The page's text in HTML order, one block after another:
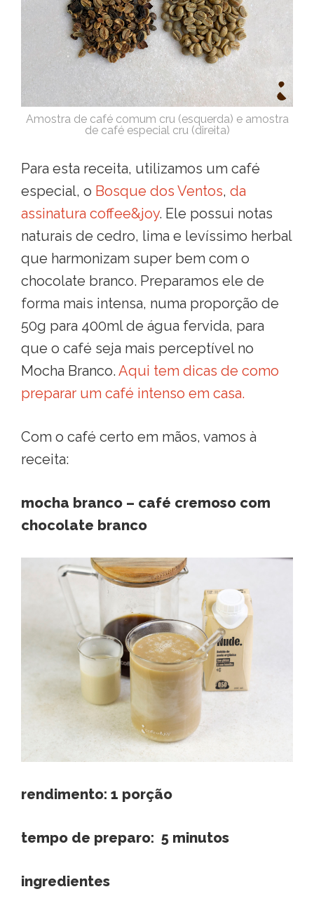
Amostra de café comum cru (esquerda) e amostra
de café especial cru (direita)
Para esta receita, utilizamos um café
especial, o Bosque dos Ventos, da
assinatura coffee&joy. Ele possui notas
naturais de cedro, lima e levíssimo herbal
que harmonizam super bem com o
chocolate branco. Preparamos ele de
forma mais intensa, numa proporção de
50g para 400ml de água fervida, para
que o café seja mais perceptível no
Mocha Branco. Aqui tem dicas de como
preparar um café intenso em casa.
Com o café certo em mãos, vamos à
receita:
mocha branco – café cremoso com
chocolate branco
rendimento: 1 porção
tempo de preparo: 5 minutos
ingredientes